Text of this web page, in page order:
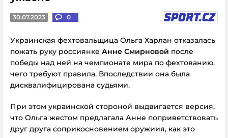
30.07.2023 0
Украинская фехтовальщица Ольга Харлан отказалась
пожать руку россиянке Анне Смирновой после
победы над ней на чемпионате мира по фехтованию,
чего требуют правила. Впоследствии она была
дисквалифицирована судьями.
При этом украинской стороной выдвигается версия,
что Ольга жестом предлагала Анне поприветствовать
друг друга соприкосновением оружиия, как это